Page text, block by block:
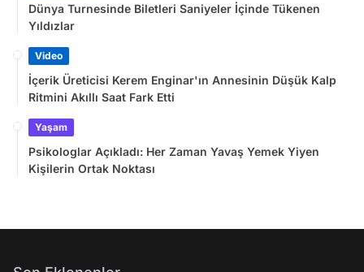
Dünya Turnesinde Biletleri Saniyeler İçinde Tükenen
Yıldızlar
Video
İçerik Üreticisi Kerem Enginar'ın Annesinin Düşük Kalp
Ritmini Akıllı Saat Fark Etti
Yaşam
Psikologlar Açıkladı: Her Zaman Yavaş Yemek Yiyen
Kişilerin Ortak Noktası